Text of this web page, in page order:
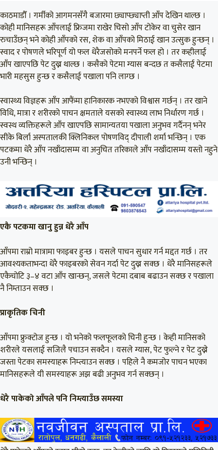
काठमाडौँ । गर्मीको आगमनसँगै बजारमा छ्याप्छ्याप्ती आँप देखिन थाल्छ ।
कोही मानिसहरू आँपलाई फ्रिजमा राखेर चिसो आँप टोकेर वा चुसेर खान
रुचाउँछन् भने कोही आँपको रस, शेक वा आँपको मिठाई खान उत्सुक हुन्छन् ।
स्वाद र पोषणले भरिपूर्ण यो फल धेरैजसोको मनपर्ने फल हो । तर कहीलाई
आँप खाएपछि पेट दुख्न थाल्छ । कसैको पेटमा ग्यास बन्दछ त कसैलाई पेटमा
भारी महसुस हुन्छ र कसैलाई पखाला पनि लाग्छ ।
स्वास्थ्य विज्ञहरू आँप आफैंमा हानिकारक नभएको विश्वास गर्छन् । तर खाने
विधि, मात्रा र शरीरको पाचन क्षमताले यसको स्वास्थ्य लाभ निर्धारण गर्छ ।
स्वस्थ व्यक्तिहरूले आँप खाएपछि सामान्यतया पखाला अनुभव गर्दैनन् भनेर
सीके बिर्ला अस्पतालकी क्लिनिकल पोषणविद् दीपाली शर्मा भन्छिन् । एक
पटकमा धेरै आँप नखाँदासम्म वा अनुचित तरिकाले आँप नखाँदासम्म यस्तो नहुने
उनी भन्छिन् ।
एकै पटकमा खानु हुन्न धेरै आँप
आँपमा राम्रो मात्रामा फाइबर हुन्छ । यसले पाचन सुधार गर्न मद्दत गर्छ । तर
आवश्यकताभन्दा धेरै फाइबरको सेवन गर्दा पेट दुख्न सक्छ । धेरै मानिसहरूले
एकैचोटि ३–४ वटा आँप खान्छन्, जसले पेटमा दबाब बढाउन सक्छ र पखाला
नै निम्ताउन सक्छ ।
प्राकृतिक चिनी
आँपमा फ्रुक्टोज हुन्छ । यो भनेको फलफूलको चिनी हुन्छ । केही मानिसको
शरीरले यसलाई सजिलै पचाउन सक्दैन । यसले ग्यास, पेट फुल्ने र पेट दुख्ने
जस्ता पेटका समस्याहरू निम्त्याउन सक्छ । पहिले नै कमजोर पाचन भएका
मानिसहरूले यी समस्याहरू अझ बढी अनुभव गर्न सक्छन् ।
धेरै पाकेको आँपले पनि निम्त्याउँछ समस्या